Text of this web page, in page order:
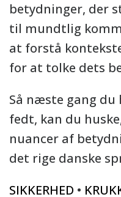
betydninger, der
til mundtlig
at forstå
for at tolke dets
Så næste gang
fedt, kan du
nuancer af
det rige danske
SIKKERHED •